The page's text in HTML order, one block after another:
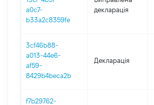
a0c7-
b33a2c8359fe
декларація
3cf46b88-
a013-44e6-
af59-
8429b4beca2b
Декларація
f7b29762-